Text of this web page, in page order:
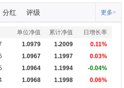
分红 评级 更多>
单位净值 累计净值
日增长率
1.0979 1.2009
0.11%
1.0967 1.1997
0.03%
1.0964 1.1994
-0.04%
1.0968 1.1998
0.06%